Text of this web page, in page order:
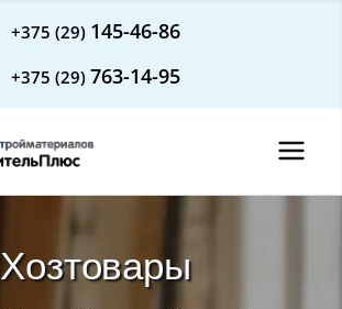
+375 (29) 145-46-86
+375 (29) 763-14-95
Хозтовары